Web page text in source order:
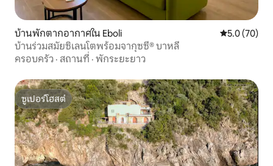
บ้านพักตากอากาศใน Eboli คะแนนเฉลี่ย
5.0 (70)
บ้านร่วมสมัยซิเลนโตพร้อมจากุซซี่® บาหลี
ครอบครัว · สถานที่ · พักระยะยาว
ซูเปอร์โฮสต์
ซูเปอร์โฮสต์